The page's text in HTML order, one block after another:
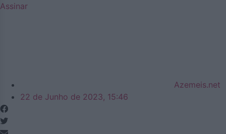
Assinar
Azemeis.net
22 de Junho de 2023, 15:46